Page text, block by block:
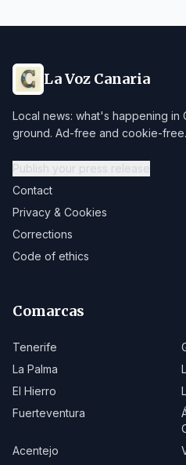
La Voz Canaria
Local news: what's happening in
ground. Ad-free and cookie-free.
Publish your press release
Contact
Privacy & Cookies
Corrections
Code of ethics
Comarcas
Tenerife
La Palma
El Hierro
Fuerteventura
Acentejo